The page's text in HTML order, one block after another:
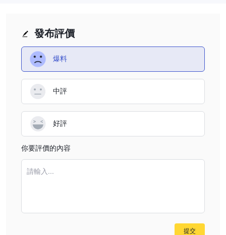
發布評價
爆料
中評
好評
你要評價的內容
請輸入...
提交